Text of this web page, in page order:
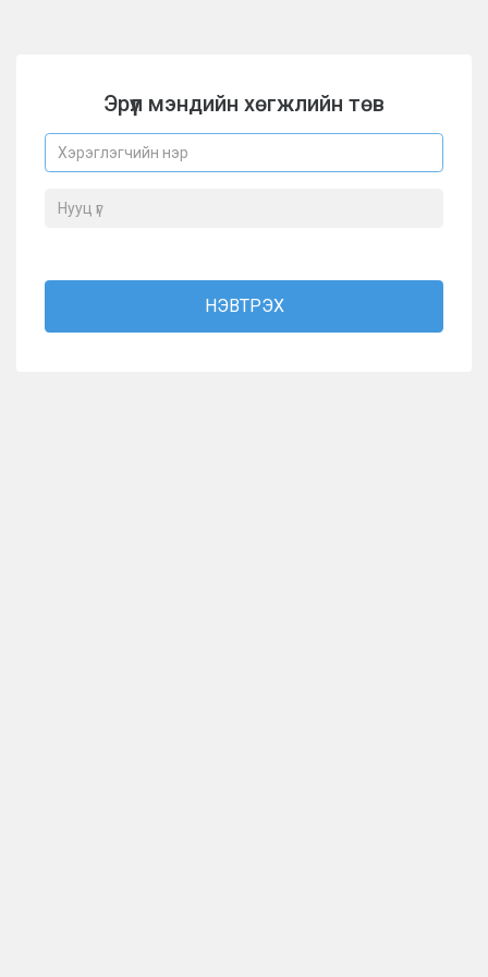
Эрүүл мэндийн хөгжлийн төв